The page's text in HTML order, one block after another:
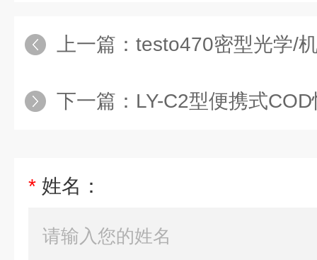
上一篇： testo470密型光学/
下一篇： LY-C2型便携式
* 姓名：